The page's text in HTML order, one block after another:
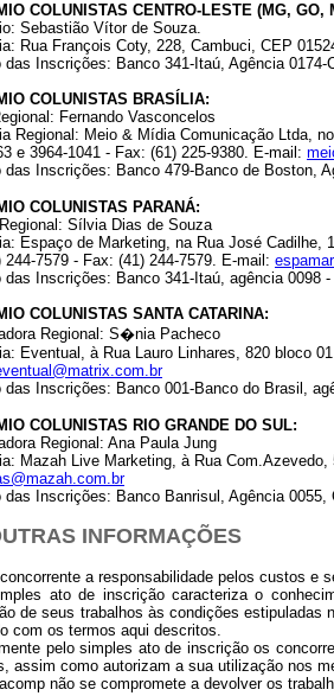
COLUNISTAS CENTRO-LESTE (MG, GO,
Sebastião Vítor de Souza.
Rua François Coty, 228, Cambuci, CEP
das Inscrições: Banco 341-Itaú, Agência
COLUNISTAS BRASÍLIA:
Fernando Vasconcelos
Regional: Meio & Mídia Comunicação Ltda,
e 3964-1041 - Fax: (61) 225-9380. E-mail:
das Inscrições: Banco 479-Banco de Boston,
COLUNISTAS PARANÁ:
Sílvia Dias de Souza
Espaço de Marketing, na Rua José Cadilhe,
244-7579 - Fax: (41) 244-7579. E-mail:
das Inscrições: Banco 341-Itaú, agência 0098
COLUNISTAS SANTA CATARINA:
Regional: S�nia Pacheco
Eventual, à Rua Lauro Linhares, 820 bloco
das Inscrições: Banco 001-Banco do Brasil,
COLUNISTAS RIO GRANDE DO SUL:
Regional: Ana Paula Jung
Mazah Live Marketing, à Rua
das Inscrições: Banco Banrisul, Agência
INFORMAÇÕES
a responsabilidade pelos custos e
ato de inscrição caracteriza o
de seus trabalhos às condições estipuladas
com os termos aqui descritos.
pelo simples ato de inscrição os
assim como autorizam a sua utilização nos
não se compromete a devolver os